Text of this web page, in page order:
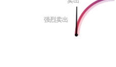
强烈卖出